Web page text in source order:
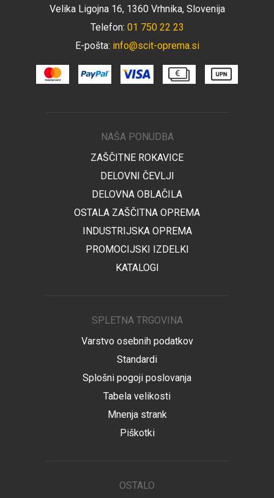
Velika Ligojna 16, 1360 Vrhnika, Slovenija
Telefon: 01 750 22 23
E-pošta: info@scit-oprema.si
NAŠA PONUDBA
ZAŠČITNE ROKAVICE
DELOVNI ČEVLJI
DELOVNA OBLAČILA
OSTALA ZAŠČITNA OPREMA
INDUSTRIJSKA OPREMA
PROMOCIJSKI IZDELKI
KATALOGI
SPLETNA TRGOVINA
Varstvo osebnih podatkov
Standardi
Splošni pogoji poslovanja
Tabela velikosti
Mnenja strank
Piškotki
OSTALO